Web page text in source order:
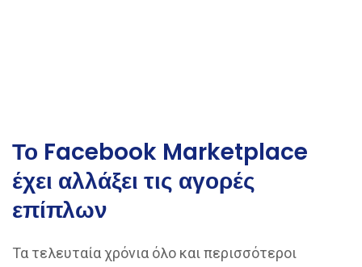
Το Facebook Marketplace
έχει αλλάξει τις αγορές
επίπλων
Τα τελευταία χρόνια όλο και περισσότεροι